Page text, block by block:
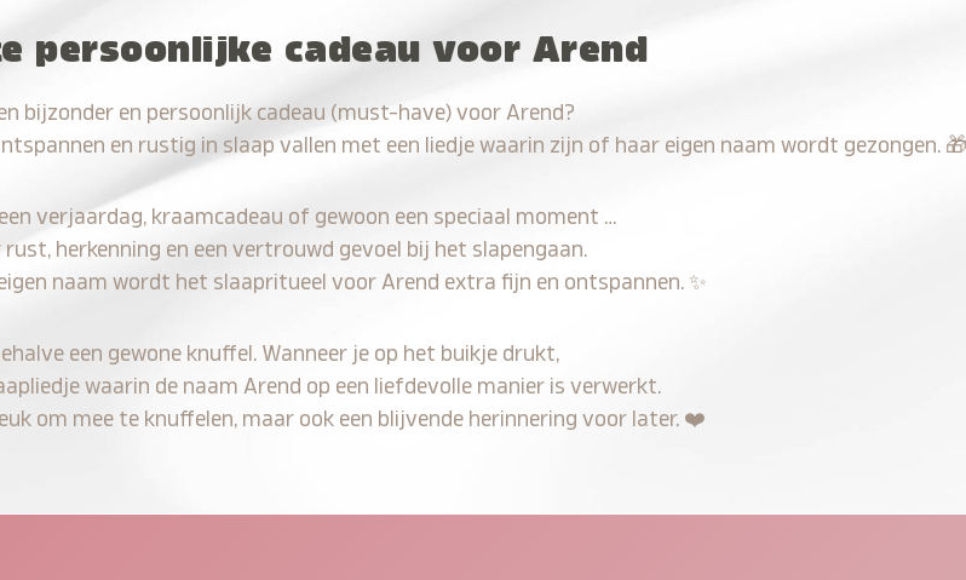
persoonlijke cadeau voor Arend
bijzonder en persoonlijk cadeau (must-have) voor Arend?
en rustig in slaap vallen met een liedje waarin zijn of haar eigen naam wordt gezongen.
verjaardag, kraamcadeau of gewoon een speciaal moment …
rust, herkenning en een vertrouwd gevoel bij het slapengaan.
naam wordt het slaapritueel voor Arend extra fijn en ontspannen. ✨
een gewone knuffel. Wanneer je op het buikje drukt,
waarin de naam Arend op een liefdevolle manier is verwerkt.
om mee te knuffelen, maar ook een blijvende herinnering voor later. ❤️